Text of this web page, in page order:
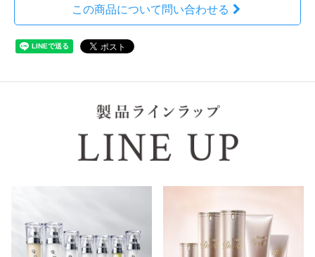
この商品について問い合わせる